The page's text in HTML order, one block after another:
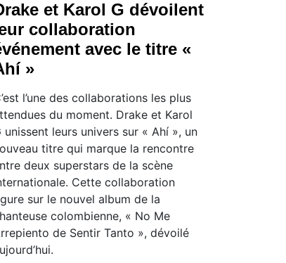
et Karol G dévoilent
collaboration
avec le titre «
»
l’une des collaborations les plus
du moment. Drake et Karol
unissent leurs univers sur « Ahí », un
titre qui marque la rencontre
deux superstars de la scène
Cette collaboration
sur le nouvel album de la
colombienne, « No Me
de Sentir Tanto », dévoilé